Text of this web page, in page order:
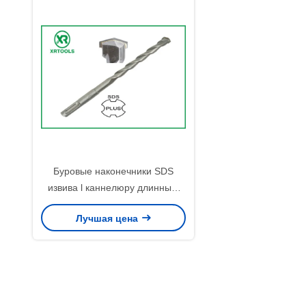
Буровые наконечники SDS
извива l каннелюру длинные,
роторные биты бурильного
молотка для бетона
Лучшая цена